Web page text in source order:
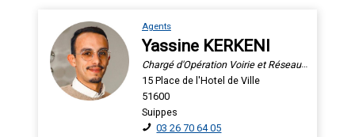
Agents
Yassine KERKENI
Chargé d'Opération Voirie et Réseaux Divers
15 Place de l'Hotel de Ville
51600
Suippes
03 26 70 64 05